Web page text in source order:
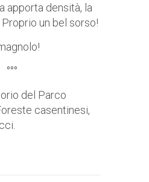
apporta densità, la
un bel sorso!
°°°
del Parco
casentinesi,